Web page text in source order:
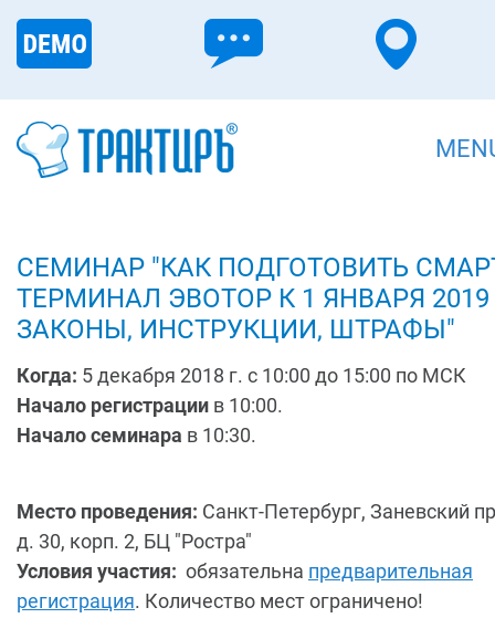
СЕМИНАР "КАК ПОДГОТОВИТЬ
ТЕРМИНАЛ ЭВОТОР К 1 ЯНВАРЯ
ЗАКОНЫ, ИНСТРУКЦИИ, ШТРАФЫ"
Когда: 5 декабря 2018 г. c 10:00 до 15:00 по МСК
Начало регистрации в 10:00.
Начало семинара в 10:30.
Место проведения: Санкт-Петербург, Заневский
д. 30, корп. 2, БЦ "Ростра"
Условия участия: обязательна предварительная
регистрация. Количество мест ограничено!